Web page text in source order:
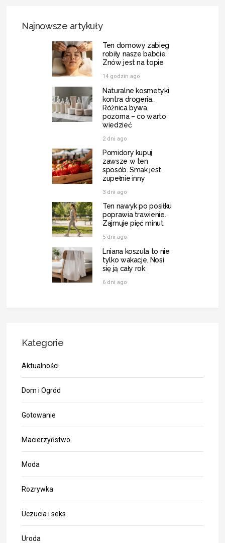
Najnowsze artykuły
Ten domowy zabieg
robiły nasze babcie.
Znów jest na topie
14 godzin ago
Naturalne kosmetyki
kontra drogeria.
Różnica bywa
pozorna – co warto
wiedzieć
2 dni ago
Pomidory kupuj
zawsze w ten
sposób. Smak jest
zupełnie inny
3 dni ago
Ten nawyk po posiłku
poprawia trawienie.
Zajmuje pięć minut
5 dni ago
Lniana koszula to nie
tylko wakacje. Nosi
się ją cały rok
6 dni ago
Kategorie
Aktualności
Dom i Ogród
Gotowanie
Macierzyństwo
Moda
Rozrywka
Uczucia i seks
Uroda